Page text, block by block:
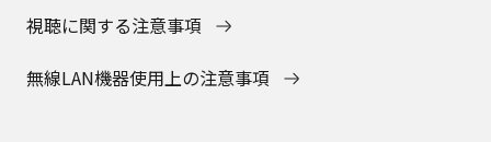
視聴に関する注意事項
無線LAN機器使用上の注意事項